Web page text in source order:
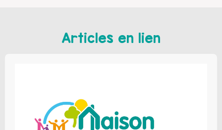
Articles en lien